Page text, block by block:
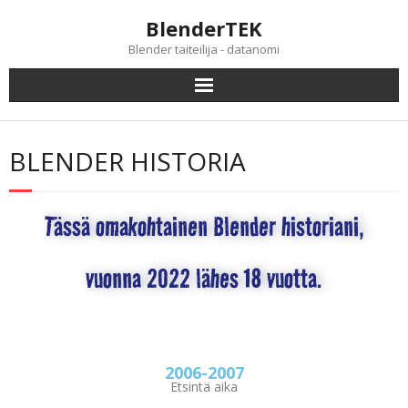
BlenderTEK
Blender taiteilija - datanomi
BLENDER HISTORIA
Tässä omakohtainen Blender historiani,
vuonna 2022 lähes 18 vuotta.
2006-2007
Etsintä aika